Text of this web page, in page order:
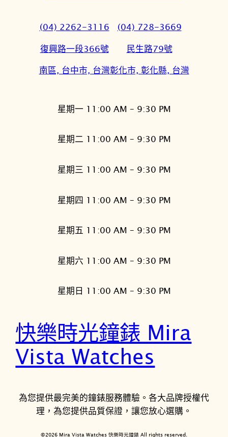
(04) 2262-3116
復興路一段366號
南區, 台中市, 台灣
(04) 728-3669
民生路79號
彰化市, 彰化縣, 台灣
星期一 11:00 AM – 9:30 PM
星期二 11:00 AM – 9:30 PM
星期三 11:00 AM – 9:30 PM
星期四 11:00 AM – 9:30 PM
星期五 11:00 AM – 9:30 PM
星期六 11:00 AM – 9:30 PM
星期日 11:00 AM – 9:30 PM
快樂時光鐘錶 Mira
Vista Watches
為您提供最完美的鐘錶服務體驗。各大品牌授權代
理，為您提供品質保證，讓您放心選購。
©2026 Mira Vista Watches 快樂時光鐘錶 All rights reserved.